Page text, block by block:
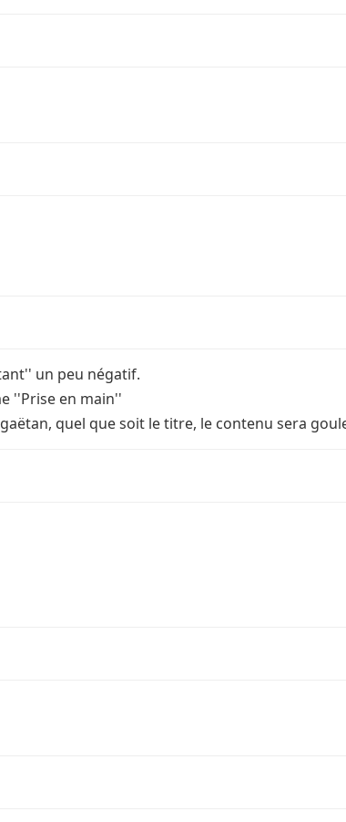
un peu négatif.
''Prise en main''
quel que soit le titre, le contenu sera